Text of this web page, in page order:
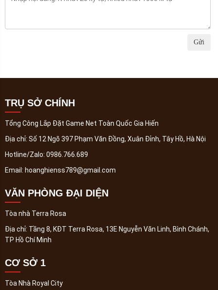
Gửi
TRỤ SỞ CHÍNH
Tổng Công Lắp Đặt Game Net Toàn Quốc Gia Hiến
Địa chỉ: Số 12 Ngõ 397 Phạm Văn Đồng, Xuân Đỉnh, Tây Hồ, Hà Nội
Hotline/Zalo: 0986.766.689
Email: hoanghienss789@gmail.com
VĂN PHÒNG ĐẠI DIỆN
Tòa nhà Terra Rosa
Địa chỉ: Tầng 8, KĐT Terra Rosa, 13E Nguyễn Văn Linh, Bình Chánh,
TP Hồ Chí Minh
CƠ SỞ 1
Tòa Nhà Royal City